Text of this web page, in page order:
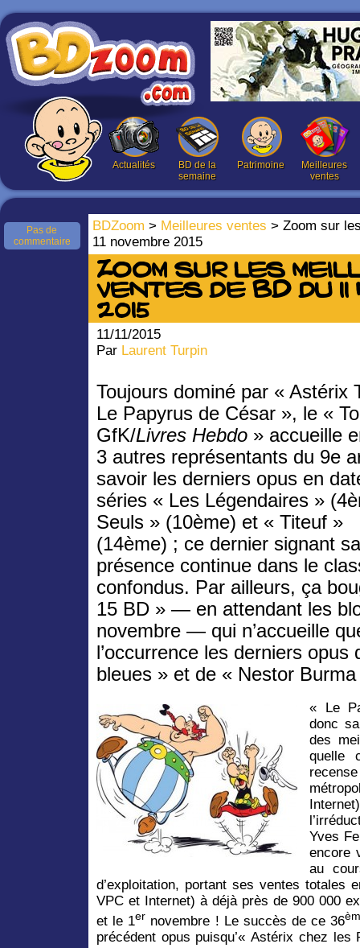
Actualités
BD de la
semaine
Patrimoine
Meilleures
ventes
BDZoom > Meilleures ventes > Zoom sur
11 novembre 2015
Pas de
commentaire
Zoom sur les
ventes de BD du
2015
11/11/2015
Par Laurent Turpin
Toujours dominé par « Astérix
Le Papyrus de César », le «
GfK/Livres Hebdo » accueille
3 autres représentants du 9e
savoir les derniers opus en
séries « Les Légendaires »
Seuls » (10ème) et « Titeuf »
(14ème) ; ce dernier signant
présence continue dans le
confondus. Par ailleurs, ça
15 BD » — en attendant les
novembre — qui n’accueille
l’occurrence les derniers opus
bleues » et de « Nestor
« Le
donc
des
quelle
Yves
encore
au
d’exploitation, portant ses ventes totales
VPC et Internet) à déjà près de 900 000
et le 1er novembre ! Le succès de ce 36
précédent opus puisqu’« Astérix chez